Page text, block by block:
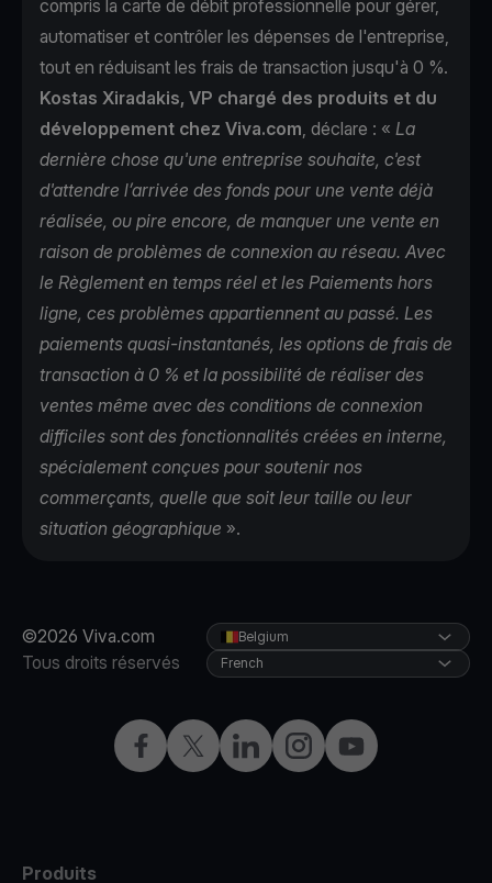
compris la carte de débit professionnelle pour gérer,
automatiser et contrôler les dépenses de l'entreprise,
tout en réduisant les frais de transaction jusqu'à 0 %.
Kostas Xiradakis, VP chargé des produits et du
développement chez Viva.com, déclare : « La
dernière chose qu'une entreprise souhaite, c'est
d'attendre l’arrivée des fonds pour une vente déjà
réalisée, ou pire encore, de manquer une vente en
raison de problèmes de connexion au réseau. Avec
le Règlement en temps réel et les Paiements hors
ligne, ces problèmes appartiennent au passé. Les
paiements quasi-instantanés, les options de frais de
transaction à 0 % et la possibilité de réaliser des
ventes même avec des conditions de connexion
difficiles sont des fonctionnalités créées en interne,
spécialement conçues pour soutenir nos
commerçants, quelle que soit leur taille ou leur
situation géographique ».
©2026 Viva.com
Tous droits réservés
Facebook
X LinkedInInstagramYouTube
Belgium
French
Produits